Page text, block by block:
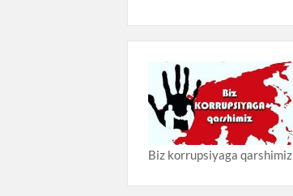
Biz korrupsiyaga qarshimiz